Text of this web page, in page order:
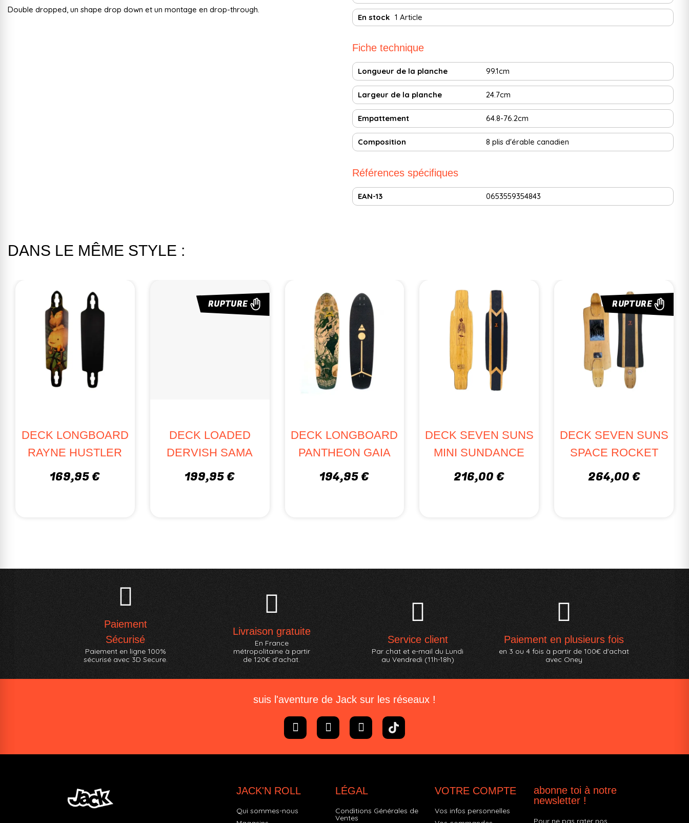
Double dropped, un shape drop down et un montage en drop-through.
En stock 1 Article
Fiche technique
Longueur de la planche 99.1cm
Largeur de la planche 24.7cm
Empattement 64.8-76.2cm
Composition 8 plis d'érable canadien
Références spécifiques
EAN-13 0653559354843
DANS LE MÊME STYLE :
DECK LONGBOARD
RAYNE HUSTLER
169,95 €
RUPTURE
DECK LOADED
DERVISH SAMA
199,95 €
DECK LONGBOARD
PANTHEON GAIA
194,95 €
DECK SEVEN SUNS
MINI SUNDANCE
216,00 €
RUPTURE
DECK SEVEN SUNS
SPACE ROCKET
264,00 €
Paiement
Sécurisé
Paiement en ligne 100%
sécurisé avec 3D Secure.
Livraison gratuite
En France
métropolitaine à partir
de 120€ d'achat.
Service client
Par chat et e-mail du Lundi
au Vendredi (11h-18h)
Paiement en plusieurs fois
en 3 ou 4 fois à partir de 100€ d'achat
avec Oney
suis l'aventure de Jack sur les réseaux !
JACK'N ROLL
Qui sommes-nous
LÉGAL
Conditions Générales de
Ventes
VOTRE COMPTE
Vos infos personnelles
abonne toi à notre
newsletter !
Pour ne pas rater nos